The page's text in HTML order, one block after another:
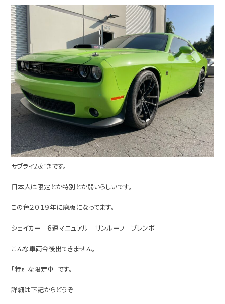
サブライム好きです。
日本人は限定とか特別とか弱いらしいです。
この色２０１９年に廃版になってます。
シェイカー ６速マニュアル サンルーフ ブレンボ
こんな車両今後出てきません。
「特別な限定車」です。
詳細は下記からどうぞ